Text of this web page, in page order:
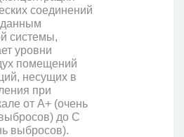
соединений
системы,
уровни
помещений
несущих в
при
от A+ (очень
до С
выбросов).